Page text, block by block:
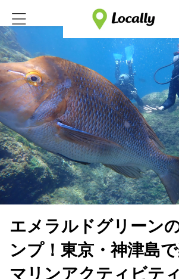
エメラルドグリーン
ンプ！東京・神津島
マリンアクティビテ